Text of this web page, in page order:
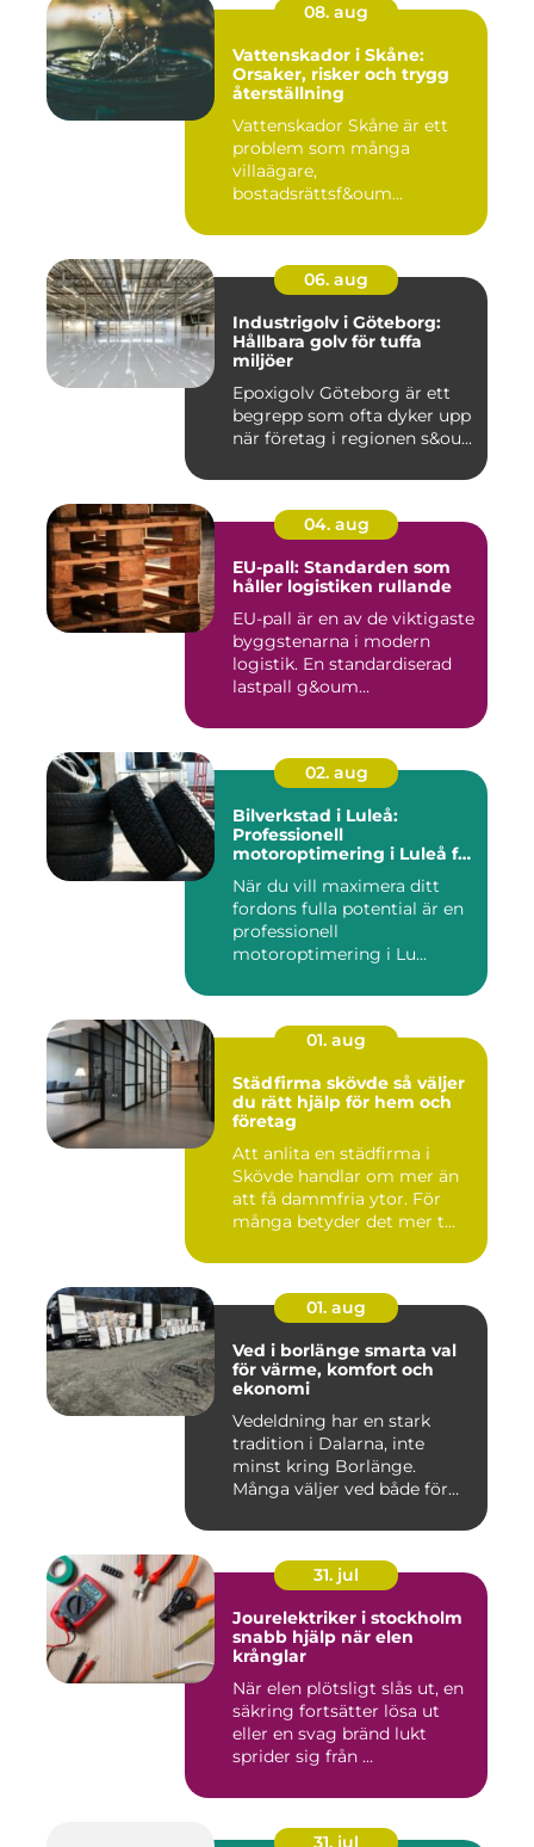
08. aug
Vattenskador i Skåne:
Orsaker, risker och trygg
återställning
Vattenskador Skåne är ett
problem som många
villaägare,
bostadsrättsf&oum...
06. aug
Industrigolv i Göteborg:
Hållbara golv för tuffa
miljöer
Epoxigolv Göteborg är ett
begrepp som ofta dyker upp
när företag i regionen s&ou...
04. aug
EU-pall: Standarden som
håller logistiken rullande
EU-pall är en av de viktigaste
byggstenarna i modern
logistik. En standardiserad
lastpall g&oum...
02. aug
Bilverkstad i Luleå:
Professionell
motoroptimering i Luleå för
När du vill maximera ditt
fordons fulla potential är en
professionell
motoroptimering i Lu...
01. aug
Städfirma skövde så väljer
du rätt hjälp för hem och
företag
Att anlita en städfirma i
Skövde handlar om mer än
att få dammfria ytor. För
många betyder det mer t...
01. aug
Ved i borlänge smarta val
för värme, komfort och
ekonomi
Vedeldning har en stark
tradition i Dalarna, inte
minst kring Borlänge.
Många väljer ved både för
31. jul
Jourelektriker i stockholm
snabb hjälp när elen
krånglar
När elen plötsligt slås ut, en
säkring fortsätter lösa ut
eller en svag bränd lukt
sprider sig från ...
31. jul